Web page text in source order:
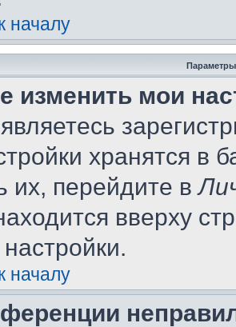
началу
Параметры
изменить мои
хранятся в
их, перейдите в
вверху
началу